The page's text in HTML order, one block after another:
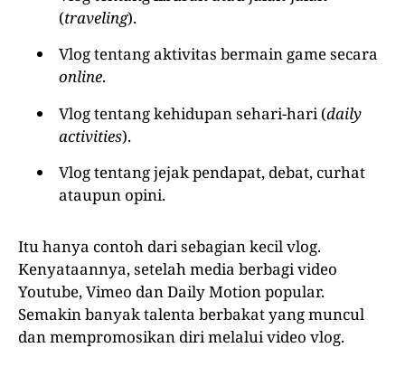
(traveling).
Vlog tentang aktivitas bermain game secara
online.
Vlog tentang kehidupan sehari-hari (daily
activities).
Vlog tentang jejak pendapat, debat, curhat
ataupun opini.
Itu hanya contoh dari sebagian kecil vlog.
Kenyataannya, setelah media berbagi video
Youtube, Vimeo dan Daily Motion popular.
Semakin banyak talenta berbakat yang muncul
dan mempromosikan diri melalui video vlog.